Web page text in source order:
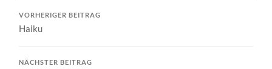
VORHERIGER BEITRAG
Haiku
NÄCHSTER BEITRAG